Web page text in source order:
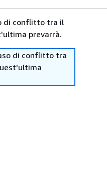
di conflitto tra il
prevarrà.
di conflitto tra